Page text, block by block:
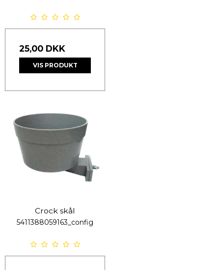
25,00 DKK
VIS PRODUKT
Crock skål
5411388059163_config